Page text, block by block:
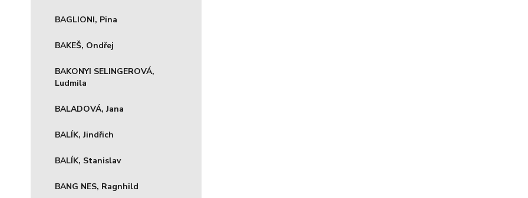
BAGLIONI, Pina
BAKEŠ, Ondřej
BAKONYI SELINGEROVÁ,
Ludmila
BALADOVÁ, Jana
BALÍK, Jindřich
BALÍK, Stanislav
BANG NES, Ragnhild